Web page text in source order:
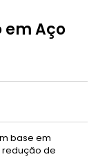
Aço
base em
redução de